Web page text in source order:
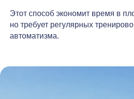
Этот способ экономит время в
но требует регулярных
автоматизма.